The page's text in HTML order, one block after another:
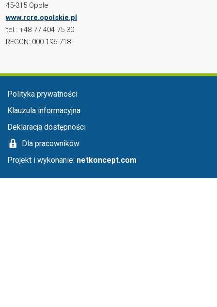
45-315 Opole
www.rcre.opolskie.pl
tel.: +48 77 404 75 30
REGON: 000 196 718
Menu stopka
Polityka prywatności
Klauzula informacyjna
Deklaracja dostępności
Dla pracowników
Projekt i wykonanie: netkoncept.com